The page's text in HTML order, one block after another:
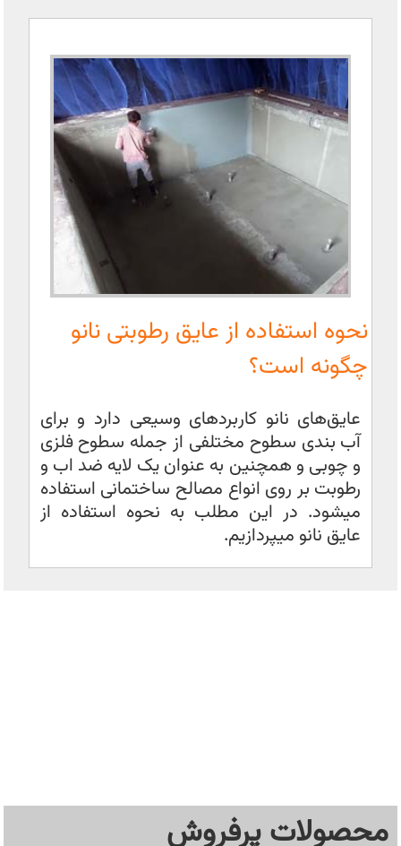
نحوه استفاده از عایق رطوبتی نانو
چگونه است؟
عایق‌های نانو کاربردهای وسیعی دارد و برای
آب بندی سطوح مختلفی از جمله سطوح فلزی
و چوبی و همچنین به عنوان یک لایه ضد اب و
رطوبت بر روی انواع مصالح ساختمانی استفاده
میشود. در این مطلب به نحوه استفاده از
عایق نانو میپردازیم.
محصولات پرفروش